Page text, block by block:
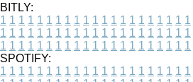
BITLY:
1 1 1 1 1 1 1 1 1 1 1 1 1 1 1 1 1 1 1 1 1
1 1 1 1 1 1 1 1 1 1 1 1 1 1 1 1 1 1 1 1 1
1 1 1 1 1 1 1 1 1 1 1 1 1 1 1 1 1 1 1 1 1
SPOTIFY:
1 1 1 1 1 1 1 1 1 1 1 1 1 1 1 1 1 1 1 1 1